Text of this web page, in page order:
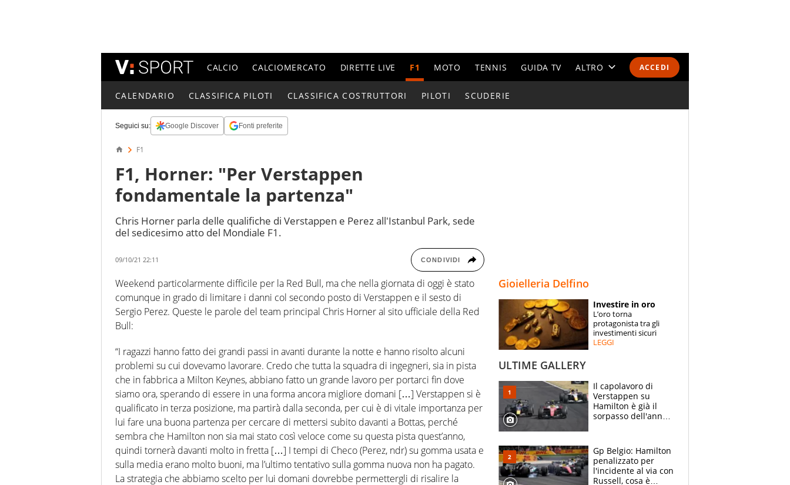
ACCEDI
CALCIO CALCIOMERCATO DIRETTE LIVE F1 MOTO TENNIS GUIDA TV ALTRO
ESPERTI
CONTATTI
CALENDARIO CLASSIFICA PILOTI CLASSIFICA COSTRUTTORI PILOTI SCUDERIE
Seguici su: Google Discover Fonti preferite
F1
F1, Horner: "Per Verstappen
fondamentale la partenza"
Chris Horner parla delle qualifiche di Verstappen e Perez all'Istanbul Park, sede
del sedicesimo atto del Mondiale F1.
09/10/21 22:11 CONDIVIDI
Weekend particolarmente difficile per la Red Bull, ma che nella giornata di oggi è stato
comunque in grado di limitare i danni col secondo posto di Verstappen e il sesto di
Sergio Perez. Queste le parole del team principal Chris Horner al sito ufficiale della Red
Bull:
“I ragazzi hanno fatto dei grandi passi in avanti durante la notte e hanno risolto alcuni
problemi su cui dovevamo lavorare. Credo che tutta la squadra di ingegneri, sia in pista
che in fabbrica a Milton Keynes, abbiano fatto un grande lavoro per portarci fin dove
siamo ora, sperando di essere in una forma ancora migliore domani […] Verstappen si è
qualificato in terza posizione, ma partirà dalla seconda, per cui è di vitale importanza per
lui fare una buona partenza per cercare di mettersi subito davanti a Bottas, perché
sembra che Hamilton non sia mai stato così veloce come su questa pista quest’anno,
quindi tornerà davanti molto in fretta […] I tempi di Checo (Perez, ndr) su gomma usata e
sulla media erano molto buoni, ma l’ultimo tentativo sulla gomma nuova non ha pagato.
La strategia che abbiamo scelto per lui domani dovrebbe permettergli di risalire la
Gioielleria Delfino
Investire in oro
L’oro torna
protagonista tra gli
investimenti sicuri
LEGGI
ULTIME GALLERY
Il capolavoro di
Verstappen su
Hamilton è già il
sorpasso dell'anno:
2021
Gp Belgio: Hamilton
penalizzato per
l'incidente al via con
Russell, cosa è